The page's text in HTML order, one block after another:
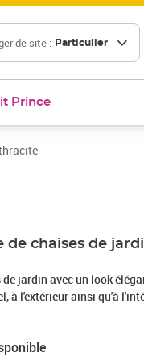
de site : Particulier
Prince
de chaises de
de jardin avec un look
à l'extérieur ainsi qu'à
est fabriqué en acier
crée une couche